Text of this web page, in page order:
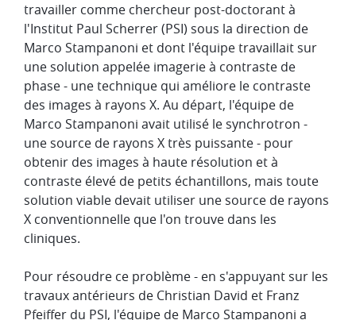
travailler comme chercheur post-doctorant à
l'Institut Paul Scherrer (PSI) sous la direction de
Marco Stampanoni et dont l'équipe travaillait sur
une solution appelée imagerie à contraste de
phase - une technique qui améliore le contraste
des images à rayons X. Au départ, l'équipe de
Marco Stampanoni avait utilisé le synchrotron -
une source de rayons X très puissante - pour
obtenir des images à haute résolution et à
contraste élevé de petits échantillons, mais toute
solution viable devait utiliser une source de rayons
X conventionnelle que l'on trouve dans les
cliniques.
Pour résoudre ce problème - en s'appuyant sur les
travaux antérieurs de Christian David et Franz
Pfeiffer du PSI, l'équipe de Marco Stampanoni a